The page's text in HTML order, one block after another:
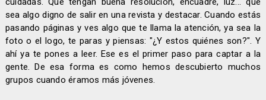
sea algo digno de salir en una revista y destacar. Cuando estás
pasando páginas y ves algo que te llama la atención, ya sea la
foto o el logo, te paras y piensas: "¿Y estos quiénes son?". Y
ahí ya te pones a leer. Ese es el primer paso para captar a la
gente. De esa forma es como hemos descubierto muchos
grupos cuando éramos más jóvenes.